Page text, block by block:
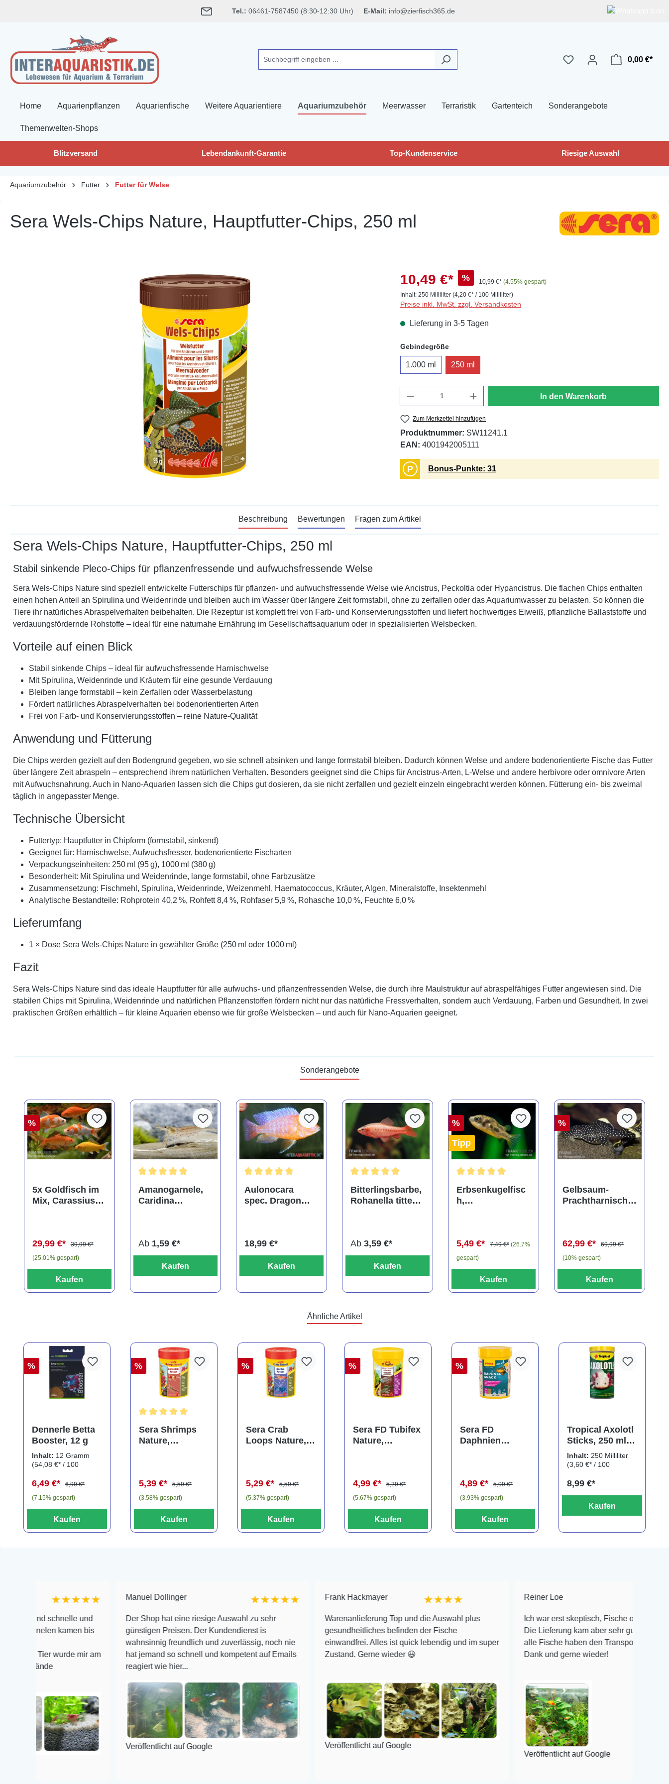
Tel.: 06461-7587450 (8:30-12:30 Uhr) E-Mail: info@zierfisch365.de
0,00 €*
Home Aquarienpflanzen Aquarienfische Weitere Aquarientiere Aquariumzubehör Meerwasser Terraristik Gartenteich Sonderangebote
Themenwelten-Shops
Blitzversand Lebendankunft-Garantie Top-Kundenservice Riesige Auswahl
Aquariumzubehör Futter Futter für Welse
Sera Wels-Chips Nature, Hauptfutter-Chips, 250 ml
10,49 €* % 10,99 €* (4.55% gespart)
Inhalt: 250 Milliliter (4,20 €* / 100 Milliliter)
Preise inkl. MwSt. zzgl. Versandkosten
Lieferung in 3-5 Tagen
Gebindegrößeauswählen
1.000 ml 250 ml
In den Warenkorb
Zum Merkzettel hinzufügen
Produktnummer: SW11241.1
EAN: 4001942005111
P Bonus-Punkte: 31
Beschreibung Bewertungen Fragen zum Artikel
Sera Wels-Chips Nature, Hauptfutter-Chips, 250 ml
Stabil sinkende Pleco-Chips für pflanzenfressende und aufwuchsfressende Welse
Sera Wels-Chips Nature sind speziell entwickelte Futterschips für pflanzen- und aufwuchsfressende Welse wie Ancistrus, Peckoltia oder Hypancistrus. Die flachen Chips enthalten
einen hohen Anteil an Spirulina und Weidenrinde und bleiben auch im Wasser über längere Zeit formstabil, ohne zu zerfallen oder das Aquariumwasser zu belasten. So können die
Tiere ihr natürliches Abraspelverhalten beibehalten. Die Rezeptur ist komplett frei von Farb- und Konservierungsstoffen und liefert hochwertiges Eiweiß, pflanzliche Ballaststoffe und
verdauungsfördernde Rohstoffe – ideal für eine naturnahe Ernährung im Gesellschaftsaquarium oder in spezialisierten Welsbecken.
Vorteile auf einen Blick
Stabil sinkende Chips – ideal für aufwuchsfressende Harnischwelse
Mit Spirulina, Weidenrinde und Kräutern für eine gesunde Verdauung
Bleiben lange formstabil – kein Zerfallen oder Wasserbelastung
Fördert natürliches Abraspelverhalten bei bodenorientierten Arten
Frei von Farb- und Konservierungsstoffen – reine Nature-Qualität
Anwendung und Fütterung
Die Chips werden gezielt auf den Bodengrund gegeben, wo sie schnell absinken und lange formstabil bleiben. Dadurch können Welse und andere bodenorientierte Fische das Futter
über längere Zeit abraspeln – entsprechend ihrem natürlichen Verhalten. Besonders geeignet sind die Chips für Ancistrus-Arten, L-Welse und andere herbivore oder omnivore Arten
mit Aufwuchsnahrung. Auch in Nano-Aquarien lassen sich die Chips gut dosieren, da sie nicht zerfallen und gezielt einzeln eingebracht werden können. Fütterung ein- bis zweimal
täglich in angepasster Menge.
Technische Übersicht
Futtertyp: Hauptfutter in Chipform (formstabil, sinkend)
Geeignet für: Harnischwelse, Aufwuchsfresser, bodenorientierte Fischarten
Verpackungseinheiten: 250 ml (95 g), 1000 ml (380 g)
Besonderheit: Mit Spirulina und Weidenrinde, lange formstabil, ohne Farbzusätze
Zusammensetzung: Fischmehl, Spirulina, Weidenrinde, Weizenmehl, Haematococcus, Kräuter, Algen, Mineralstoffe, Insektenmehl
Analytische Bestandteile: Rohprotein 40,2 %, Rohfett 8,4 %, Rohfaser 5,9 %, Rohasche 10,0 %, Feuchte 6,0 %
Lieferumfang
1 × Dose Sera Wels-Chips Nature in gewählter Größe (250 ml oder 1000 ml)
Fazit
Sera Wels-Chips Nature sind das ideale Hauptfutter für alle aufwuchs- und pflanzenfressenden Welse, die durch ihre Maulstruktur auf abraspelfähiges Futter angewiesen sind. Die
stabilen Chips mit Spirulina, Weidenrinde und natürlichen Pflanzenstoffen fördern nicht nur das natürliche Fressverhalten, sondern auch Verdauung, Farben und Gesundheit. In zwei
praktischen Größen erhältlich – für kleine Aquarien ebenso wie für große Welsbecken – und auch für Nano-Aquarien geeignet.
Sonderangebote
%
5x Goldfisch im
Mix, Carassius
29,99 €*
39,99 €*
(25.01% gespart)
Kaufen
Amanogarnele,
Caridina
Ab 1,59 €*
Kaufen
Aulonocara
spec. Dragon
18,99 €*
Kaufen
Bitterlingsbarbe,
Rohanella titteya,
Ab 3,59 €*
Kaufen
%
Tipp
Erbsenkugelfisc
h,
5,49 €*
7,49 €* (26.7%
gespart)
Kaufen
%
Gelbsaum-
Prachtharnischw
62,99 €*
69,99 €*
(10% gespart)
Kaufen
Ähnliche Artikel
%
Dennerle Betta
Booster, 12 g
Inhalt: 12 Gramm
(54,08 €* / 100
6,49 €*
6,99 €*
(7.15% gespart)
Kaufen
%
Sera Shrimps
Nature,
5,39 €*
5,59 €*
(3.58% gespart)
Kaufen
%
Sera Crab
Loops Nature,
5,29 €*
5,59 €*
(5.37% gespart)
Kaufen
%
Sera FD Tubifex
Nature,
4,99 €*
5,29 €*
(5.67% gespart)
Kaufen
%
Sera FD
Daphnien
100 ml
4,89 €*
5,09 €*
(3.93% gespart)
Kaufen
Tropical Axolotl
Sticks, 250 ml,
für Axolotl,
Molche,
Inhalt:250 Milliliter
(3,60 €* / 100
8,99 €*
Kaufen
★★★★★
schnelle und
kamen bis
wurde mir am
Manuel Dollinger ★★★★★
Der Shop hat eine riesige Auswahl zu sehr
günstigen Preisen. Der Kundendienst is
wahnsinnig freundlich und zuverlässig, noch nie
hat jemand so schnell und kompetent auf Emails
reagiert wie hier...
Veröffentlicht auf Google
Frank Hackmayer ★★★★
Warenanlieferung Top und die Auswahl plus
gesundheitliches befinden der Fische
einwandfrei. Alles ist quick lebendig und im super
Zustand. Gerne wieder 😃
Veröffentlicht auf Google
Ich war erst skeptisch, Fische online zu bestellen!
Die Lieferung kam aber sehr gut verpackt an und
alle Fische haben den Transport überlebt! Vielen
Dank und gerne wieder!
Veröffentlicht auf Google